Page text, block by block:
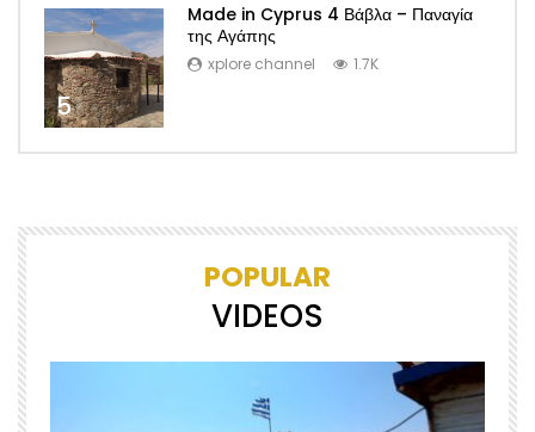
5
Made in Cyprus 4 Βάβλα – Παναγία
της Αγάπης
xplore channel 1.7K
POPULAR
VIDEOS